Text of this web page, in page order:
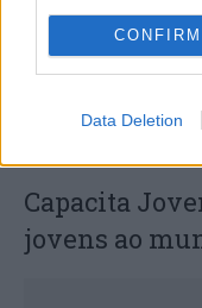
CONFIRM
Data Deletion
Capacita
jovens ao